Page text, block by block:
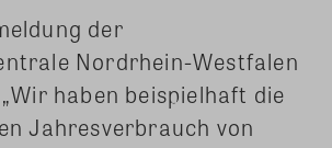
der
Nordrhein-Westfalen
haben beispielhaft die
Jahresverbrauch von